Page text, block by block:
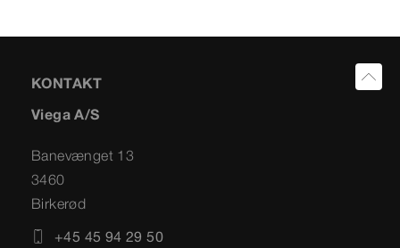
KONTAKT
Viega A/S
Banevænget 13
3460
Birkerød
+45 45 94 29 50